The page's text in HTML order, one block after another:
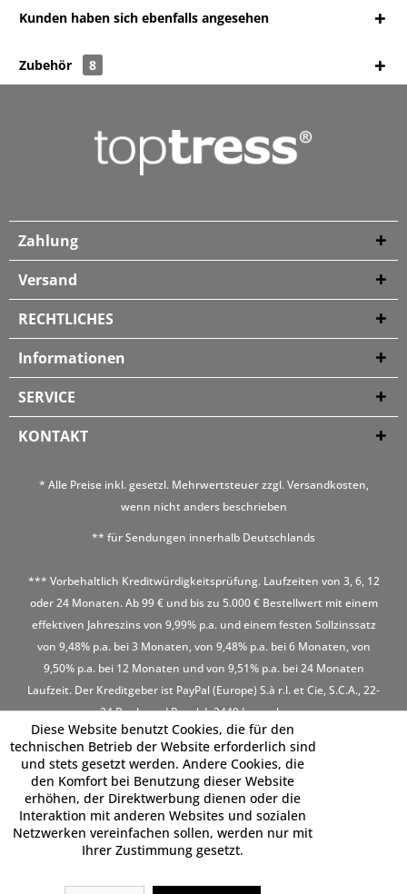
Kunden haben sich ebenfalls angesehen
Zubehör 8
Zahlung
Versand
RECHTLICHES
Informationen
SERVICE
KONTAKT
* Alle Preise inkl. gesetzl. Mehrwertsteuer zzgl.Versandkosten,
wenn nicht anders beschrieben
** für Sendungen innerhalb Deutschlands
*** Vorbehaltlich Kreditwürdigkeitsprüfung. Laufzeiten von 3, 6, 12
oder 24 Monaten. Ab 99 € und bis zu 5.000 € Bestellwert mit einem
effektiven Jahreszins von 9,99% p.a. und einem festen Sollzinssatz
von 9,48% p.a. bei 3 Monaten, von 9,48% p.a. bei 6 Monaten, von
9,50% p.a. bei 12 Monaten und von 9,51% p.a. bei 24 Monaten
Laufzeit. Der Kreditgeber ist PayPal (Europe) S.à r.l. et Cie, S.C.A., 22-
24 Boulevard Royal, L-2449 Luxembourg
Diese Website benutzt Cookies, die für den
technischen Betrieb der Website erforderlich sind
und stets gesetzt werden. Andere Cookies, die
den Komfort bei Benutzung dieser Website
erhöhen, der Direktwerbung dienen oder die
Interaktion mit anderen Websites und sozialen
Netzwerken vereinfachen sollen, werden nur mit
Ihrer Zustimmung gesetzt.